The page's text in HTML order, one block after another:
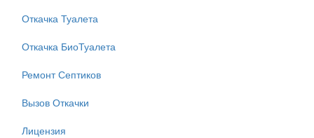
Откачка Туалета
Откачка БиоТуалета
Ремонт Септиков
Вызов Откачки
Лицензия